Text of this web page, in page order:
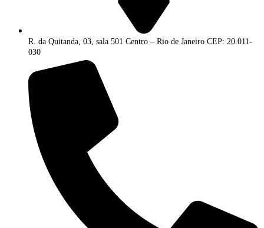
R. da Quitanda, 03, sala 501 Centro – Rio de Janeiro CEP: 20.011-
030